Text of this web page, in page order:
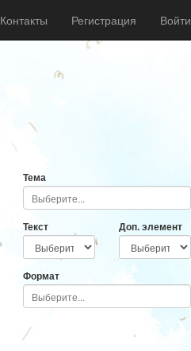
Контакты Регистрация Войти
Тема
Текст Доп. элемент
Формат